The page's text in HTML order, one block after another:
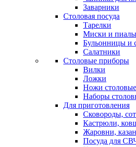
Заварники
Столовая посуда
Тарелки
Миски и пиалы
Бульонницы и
Салатники
Столовые приборы
Вилки
Ложки
Ножи столовые
Наборы
Для приготовления
Сковороды,
Кастрюли,
Жаровни,
Посуда для